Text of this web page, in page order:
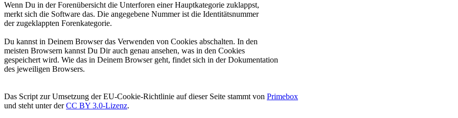
Wenn Du in der Forenübersicht die Unterforen einer Hauptkategorie zuklappst,
merkt sich die Software das. Die angegebene Nummer ist die Identitätsnummer
der zugeklappten Forenkategorie.
Du kannst in Deinem Browser das Verwenden von Cookies abschalten. In den
meisten Browsern kannst Du Dir auch genau ansehen, was in den Cookies
gespeichert wird. Wie das in Deinem Browser geht, findet sich in der Dokumentation
des jeweiligen Browsers.
Das Script zur Umsetzung der EU-Cookie-Richtlinie auf dieser Seite stammt von Primebox
und steht unter derCC BY 3.0-Lizenz.